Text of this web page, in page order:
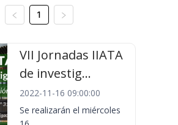
1
VII Jornadas IIATA
de investig...
2022-11-16 09:00:00
Se realizarán el miércoles